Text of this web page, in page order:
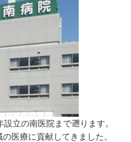
立の南医院まで遡ります。
医療に貢献してきました。